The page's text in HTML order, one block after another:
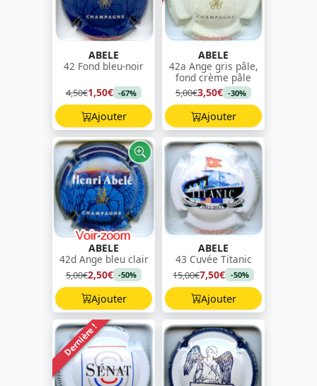
ABELE
42 Fond bleu-noir
4,50€1,50€ -67%
Ajouter
ABELE
42a Ange gris pâle,
fond crème pâle
5,00€3,50€ -30%
Ajouter
ABELE
42d Ange bleu clair
5,00€2,50€ -50%
Ajouter
ABELE
43 Cuvée Titanic
15,00€7,50€ -50%
Ajouter
Dernière !